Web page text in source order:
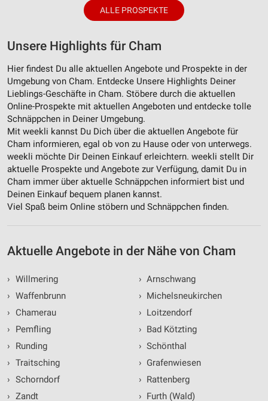
ALLE PROSPEKTE
Unsere Highlights für Cham
Hier findest Du alle aktuellen Angebote und Prospekte in der
Umgebung von Cham. Entdecke Unsere Highlights Deiner
Lieblings-Geschäfte in Cham. Stöbere durch die aktuellen
Online-Prospekte mit aktuellen Angeboten und entdecke tolle
Schnäppchen in Deiner Umgebung.
Mit weekli kannst Du Dich über die aktuellen Angebote für
Cham informieren, egal ob von zu Hause oder von unterwegs.
weekli möchte Dir Deinen Einkauf erleichtern. weekli stellt Dir
aktuelle Prospekte und Angebote zur Verfügung, damit Du in
Cham immer über aktuelle Schnäppchen informiert bist und
Deinen Einkauf bequem planen kannst.
Viel Spaß beim Online stöbern und Schnäppchen finden.
Aktuelle Angebote in der Nähe von Cham
› Willmering
› Waffenbrunn
›
Chamerau
›
Pemfling
›
Runding
› Traitsching
› Schorndorf
› Zandt
› Arnschwang
› Michelsneukirchen
› Loitzendorf
› Bad Kötzting
› Schönthal
› Grafenwiesen
› Rattenberg
› Furth (Wald)